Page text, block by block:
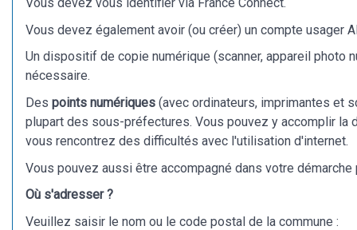
Vous devez également avoir (ou créer) un compte usager
Un dispositif de copie numérique (scanner, appareil photo
nécessaire.
Des points numériques (avec ordinateurs, imprimantes et
plupart des sous-préfectures. Vous pouvez y accomplir la
vous rencontrez des difficultés avec l'utilisation d'internet.
Vous pouvez aussi être accompagné dans votre démarche
Où s'adresser ?
Veuillez saisir le nom ou le code postal de la commune :